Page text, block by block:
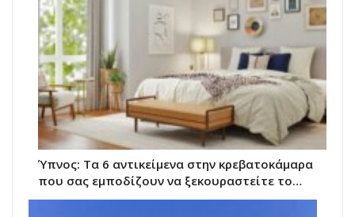
Ύπνος: Τα 6 αντικείμενα στην κρεβατοκάμαρα
που σας εμποδίζουν να ξεκουραστείτε το…